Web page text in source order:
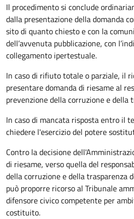
Il procedimento si conclude
dalla presentazione della domanda
sito di quanto chiesto e con la
dell’avvenuta pubblicazione, con
collegamento ipertestuale.
In caso di rifiuto totale o parziale, il
presentare domanda di riesame al
prevenzione della corruzione e della
In caso di mancata risposta entro il
chiedere l'esercizio del potere
Contro la decisione
di riesame, verso quella del
della corruzione e della trasparenza
può proporre ricorso al Tribunale
difensore civico competente per
costituito.